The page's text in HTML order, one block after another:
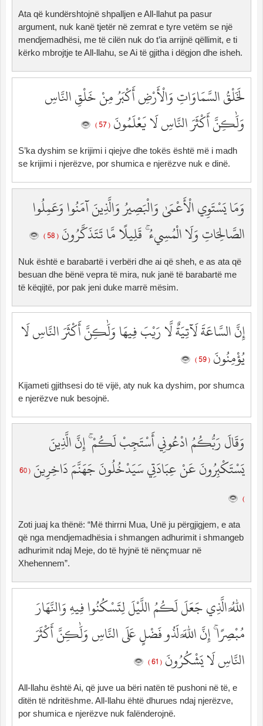
Ata që kundërshtojnë shpalljen e All-llahut pa pasur
argument, nuk kanë tjetër në zemrat e tyre vetëm se një
mendjemadhësi, me të cilën nuk do t’ia arrijnë qëllimit, e ti
kërko mbrojtje te All-llahu, se Ai të gjitha i dëgjon dhe isheh.
لَخَلْقُ السَّمَاوَاتِ وَالْأَرْضِ أَكْبَرُ مِنْ خَلْقِ النَّاسِ
وَلَٰكِنَّ أَكْثَرَ النَّاسِ لَا يَعْلَمُونَ ( 57 )
S’ka dyshim se krijimi i qiejve dhe tokës është më i madh
se krijimi i njerëzve, por shumica e njerëzve nuk e dinë.
وَمَا يَسْتَوِي الْأَعْمَىٰ وَالْبَصِيرُ وَالَّذِينَ آمَنُوا وَعَمِلُوا
الصَّالِحَاتِ وَلَا الْمُسِيءُ ۚ قَلِيلًا مَّا تَتَذَكَّرُونَ ( 58 )
Nuk është e barabartë i verbëri dhe ai që sheh, e as ata që
besuan dhe bënë vepra të mira, nuk janë të barabartë me
të këqijtë, por pak jeni duke marrë mësim.
إِنَّ السَّاعَةَ لَآتِيَةٌ لَّا رَيْبَ فِيهَا وَلَٰكِنَّ أَكْثَرَ النَّاسِ لَا
يُؤْمِنُونَ ( 59 )
Kijameti gjithsesi do të vijë, aty nuk ka dyshim, por shumca
e njerëzve nuk besojnë.
وَقَالَ رَبُّكُمُ ادْعُونِي أَسْتَجِبْ لَكُمْ ۚ إِنَّ الَّذِينَ
يَسْتَكْبِرُونَ عَنْ عِبَادَتِي سَيَدْخُلُونَ جَهَنَّمَ دَاخِرِينَ ( 60
)
Zoti juaj ka thënë: “Më thirrni Mua, Unë ju përgjigjem, e ata
që nga mendjemadhësia i shmangen adhurimit i shmangeb
adhurimit ndaj Meje, do të hyjnë të nënçmuar në
Xhehennem”.
اللَّهُ الَّذِي جَعَلَ لَكُمُ اللَّيْلَ لِتَسْكُنُوا فِيهِ وَالنَّهَارَ
مُبْصِرًا ۚ إِنَّ اللَّهَ لَذُو فَضْلٍ عَلَى النَّاسِ وَلَٰكِنَّ أَكْثَرَ
النَّاسِ لَا يَشْكُرُونَ ( 61 )
All-llahu është Ai, që juve ua bëri natën të pushoni në të, e
ditën të ndritëshme. All-llahu ëhtë dhurues ndaj njerëzve,
por shumica e njerëzve nuk falënderojnë.